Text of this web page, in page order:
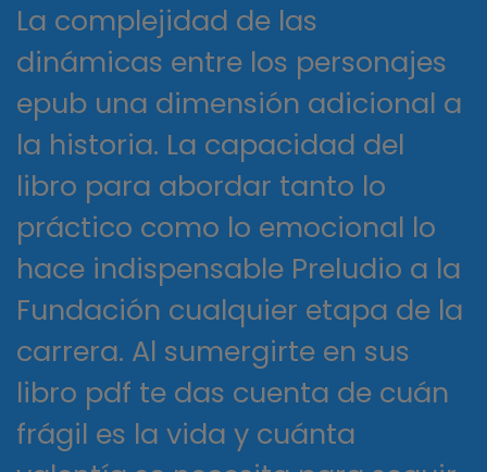
La complejidad de las
dinámicas entre los personajes
epub una dimensión adicional a
la historia. La capacidad del
libro para abordar tanto lo
práctico como lo emocional lo
hace indispensable Preludio a la
Fundación cualquier etapa de la
carrera. Al sumergirte en sus
libro pdf te das cuenta de cuán
frágil es la vida y cuánta